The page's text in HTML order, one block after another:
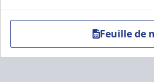
Feuille de